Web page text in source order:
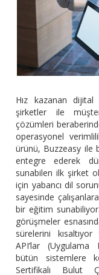
Hız kazanan
şirketler ile
çözümleri
operasyonel
ürünü, Buzzeasy ile
entegre ederek
sunabilen ilk şirket
için yabancı dil
sayesinde
bir eğitim
görüşmeler
sürelerini kısaltıyor
API’lar (Uygulama
bütün sistemlere
Sertifikalı Bulut